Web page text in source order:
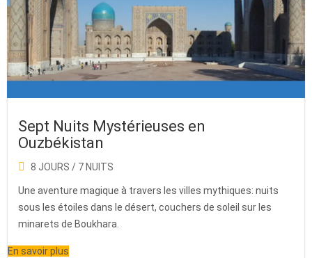
Sept Nuits Mystérieuses en
Ouzbékistan
8 JOURS / 7 NUITS
Une aventure magique à travers les villes mythiques: nuits
sous les étoiles dans le désert, couchers de soleil sur les
minarets de Boukhara.
En savoir plus